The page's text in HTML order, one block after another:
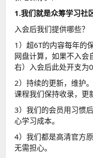
1.我们就是众筹学习社
入会后我们提供哪些？
1）超6T的内容每年的
网盘计算，如果不入会
右）入会后此处开支为0
2）持续的更新，维护
课程我们保持收录，更
3）我们的会员用习惯
心学习成本。
4）我们都是高清官方
无需担心。